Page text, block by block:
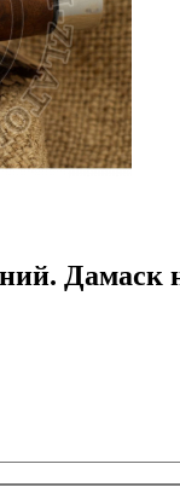
Дамаск